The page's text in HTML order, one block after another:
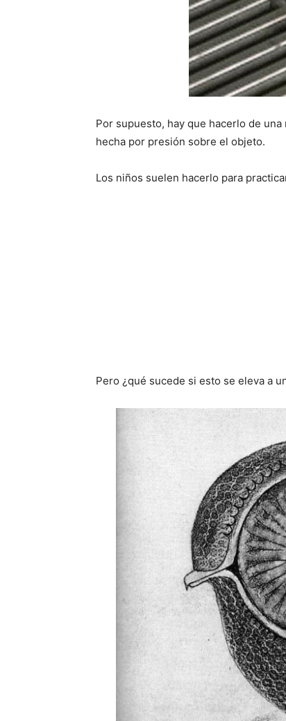
Por supuesto, hay que hacerlo de
hecha por presión sobre el objeto.
Los niños suelen hacerlo para
Pero ¿qué sucede si esto se eleva a